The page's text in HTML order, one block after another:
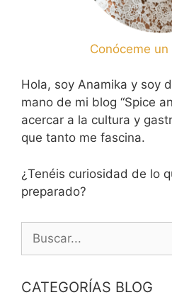
Conóceme
Hola, soy Anamika y soy
mano de mi blog “Spice
acercar a la cultura y
que tanto me fascina.
¿Tenéis curiosidad de lo
preparado?
CATEGORÍAS BLOG